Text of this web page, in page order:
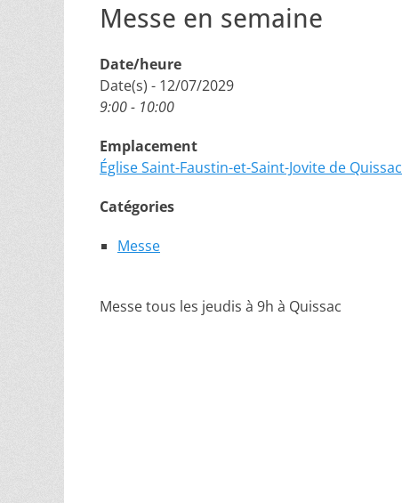
Messe en semaine
Date/heure
Date(s) - 12/07/2029
9:00 - 10:00
Emplacement
Église Saint-Faustin-et-Saint-Jovite de Quissac
Catégories
Messe
Messe tous les jeudis à 9h à Quissac